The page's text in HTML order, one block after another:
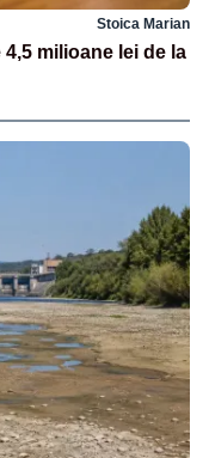
Stoica Marian
milioane lei de la